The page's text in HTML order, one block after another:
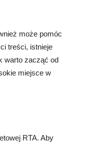
może pomóc
treści, istnieje
warto zacząć od
miejsce w
RTA. Aby